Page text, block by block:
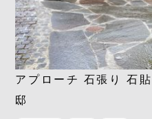
アプローチ 石張り 石
邸